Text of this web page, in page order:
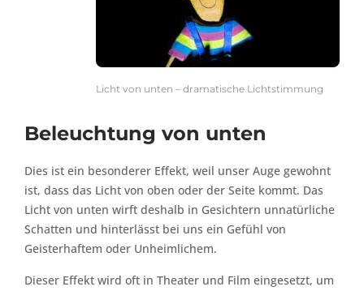
Licht von unten – dramatische Lichtstimmung
Beleuchtung von unten
Dies ist ein besonderer Effekt, weil unser Auge gewohnt
ist, dass das Licht von oben oder der Seite kommt. Das
Licht von unten wirft deshalb in Gesichtern unnatürliche
Schatten und hinterlässt bei uns ein Gefühl von
Geisterhaftem oder Unheimlichem.
Dieser Effekt wird oft in Theater und Film eingesetzt, um